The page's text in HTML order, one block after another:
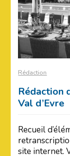
Rédaction
Rédaction
Val d’Evre
Recueil
site internet.